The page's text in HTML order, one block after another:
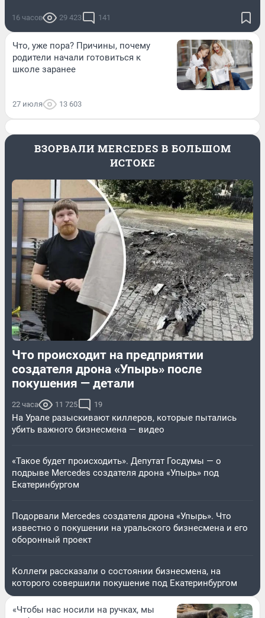
16 часов 29 423 141
Что, уже пора? Причины, почему
родители начали готовиться к
школе заранее
27 июля 13 603
ВЗОРВАЛИ MERCEDES В БОЛЬШОМ
ИСТОКЕ
Что происходит на предприятии
создателя дрона «Упырь» после
покушения — детали
22 часа 11 725 19
На Урале разыскивают киллеров, которые пытались
убить важного бизнесмена — видео
«Такое будет происходить». Депутат Госдумы — о
подрыве Mercedes создателя дрона «Упырь» под
Екатеринбургом
Подорвали Mercedes создателя дрона «Упырь». Что
известно о покушении на уральского бизнесмена и его
оборонный проект
Коллеги рассказали о состоянии бизнесмена, на
которого совершили покушение под Екатеринбургом
«Чтобы нас носили на ручках, мы